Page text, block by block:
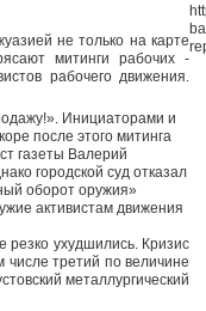
не только на карте
митинги рабочих -
рабочего движения.
Инициаторами и
после этого митинга
газеты Валерий
городской суд отказал
оборот оружия»
активистам движения
резко ухудшились. Кризис
третий по величине
металлургический